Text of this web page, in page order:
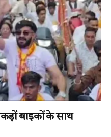
बाइकों के साथ